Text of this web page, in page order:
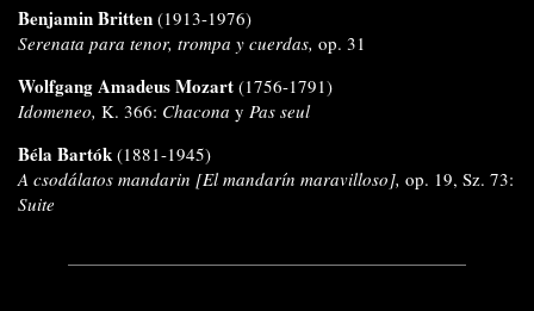
Benjamin Britten (1913-1976)
Serenata para tenor, trompa y cuerdas, op. 31
Wolfgang Amadeus Mozart (1756-1791)
Idomeneo, K. 366: Chacona y Pas seul
Béla Bartók (1881-1945)
A csodálatos mandarin [El mandarín maravilloso], op. 19, Sz. 73:
Suite